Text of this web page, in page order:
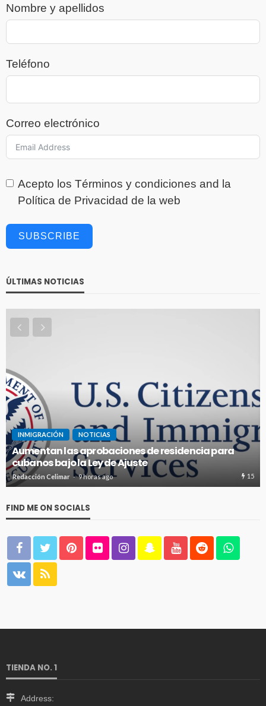
Nombre y apellidos
Teléfono
Correo electrónico
Acepto los Términos y condiciones and la
Política de Privacidad de la web
SUBSCRIBE
ÚLTIMAS NOTICIAS
15
INMIGRACIÓN NOTICIAS
EEUU estrena fianzas de hasta $250.000 para
obtener visas de inmigrante
Redacción Celimar 2 días ago
FIND ME ON SOCIALS
TIENDA NO. 1
Address: